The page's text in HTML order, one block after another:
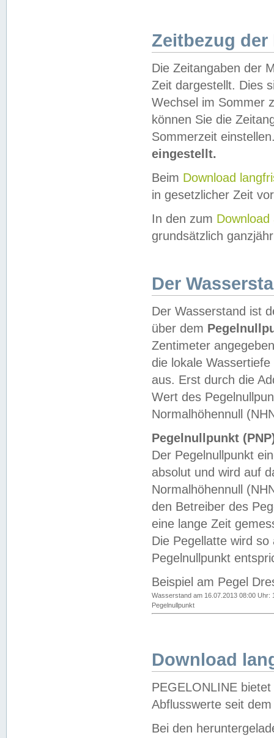
Zeitbezug der
Die Zeitangaben der
Zeit dargestellt. Dies
Wechsel im Sommer
können Sie die
Sommerzeit
eingestellt.
Beim Download
in gesetzlicher Zeit
In den zum Download
grundsätzlich
Der
Der Wasserstand ist
über dem
Zentimeter
die lokale
aus. Erst durch die
Wert des
Normalhöhennull
Pegelnullpunkt
Der Pegelnullpunkt
absolut und wird auf
Normalhöhennull
den Betreiber des
eine lange Zeit
Die Pegellatte wird
Pegelnullpunkt
Beispiel am Pegel
Wasserstand am 16.07.2013 08:00 Uhr:
Pegelnullpunkt
Download
PEGELONLINE
Abflusswerte seit
Bei den